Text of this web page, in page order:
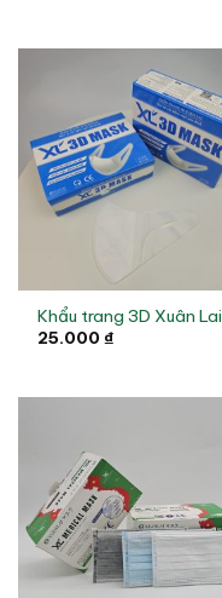
Khẩu trang 3D Xuân Lai
25.000₫